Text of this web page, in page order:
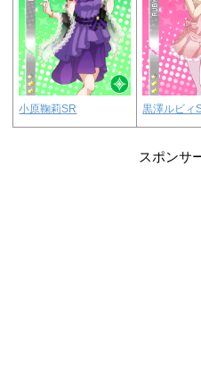
小原鞠莉SR 黒澤ルビィ
スポンサ